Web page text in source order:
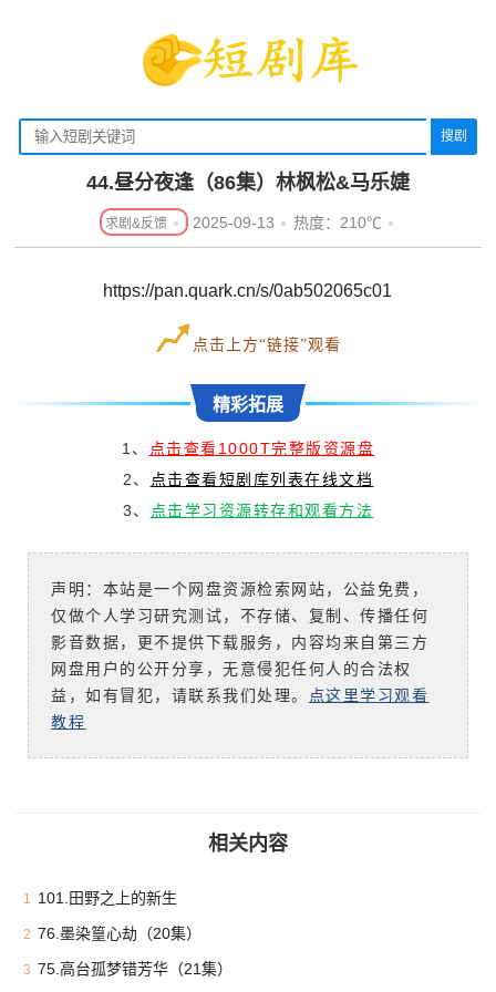
搜剧
44.昼分夜逢（86集）林枫松&马乐婕
2025-09-13 热度：210℃
https://pan.quark.cn/s/0ab502065c01
点击上方“链接”观看
精彩拓展
1、 点击查看1000T完整版资源盘
2、 点击查看短剧库列表在线文档
3、 点击学习资源转存和观看方法
声明：本站是一个网盘资源检索网站，公益免费，
仅做个人学习研究测试，不存储、复制、传播任何
影音数据，更不提供下载服务，内容均来自第三方
网盘用户的公开分享，无意侵犯任何人的合法权
益，如有冒犯，请联系我们处理。 点这里学习观看
教程
相关内容
1 101.田野之上的新生
2 76.墨染篁心劫（20集）
3 75.高台孤梦错芳华（21集）